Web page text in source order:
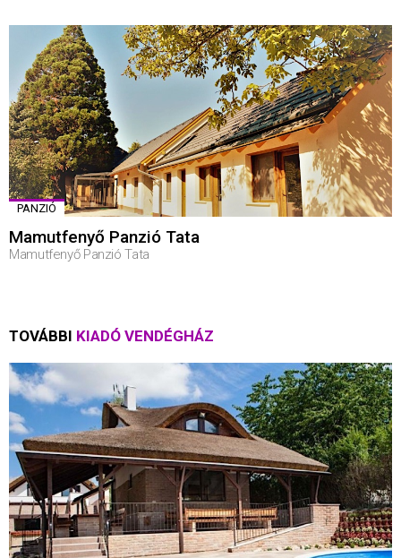
PANZIÓ
Mamutfenyő Panzió Tata
Mamutfenyő Panzió Tata
TOVÁBBI KIADÓ VENDÉGHÁZ